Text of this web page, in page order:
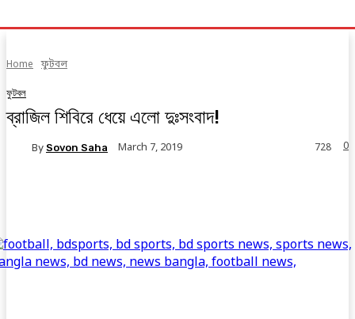
Home ফুটবল
ফুটবল
ব্রাজিল শিবিরে ধেয়ে এলো দুঃসংবাদ!
By Sovon Saha March 7, 2019 0
728